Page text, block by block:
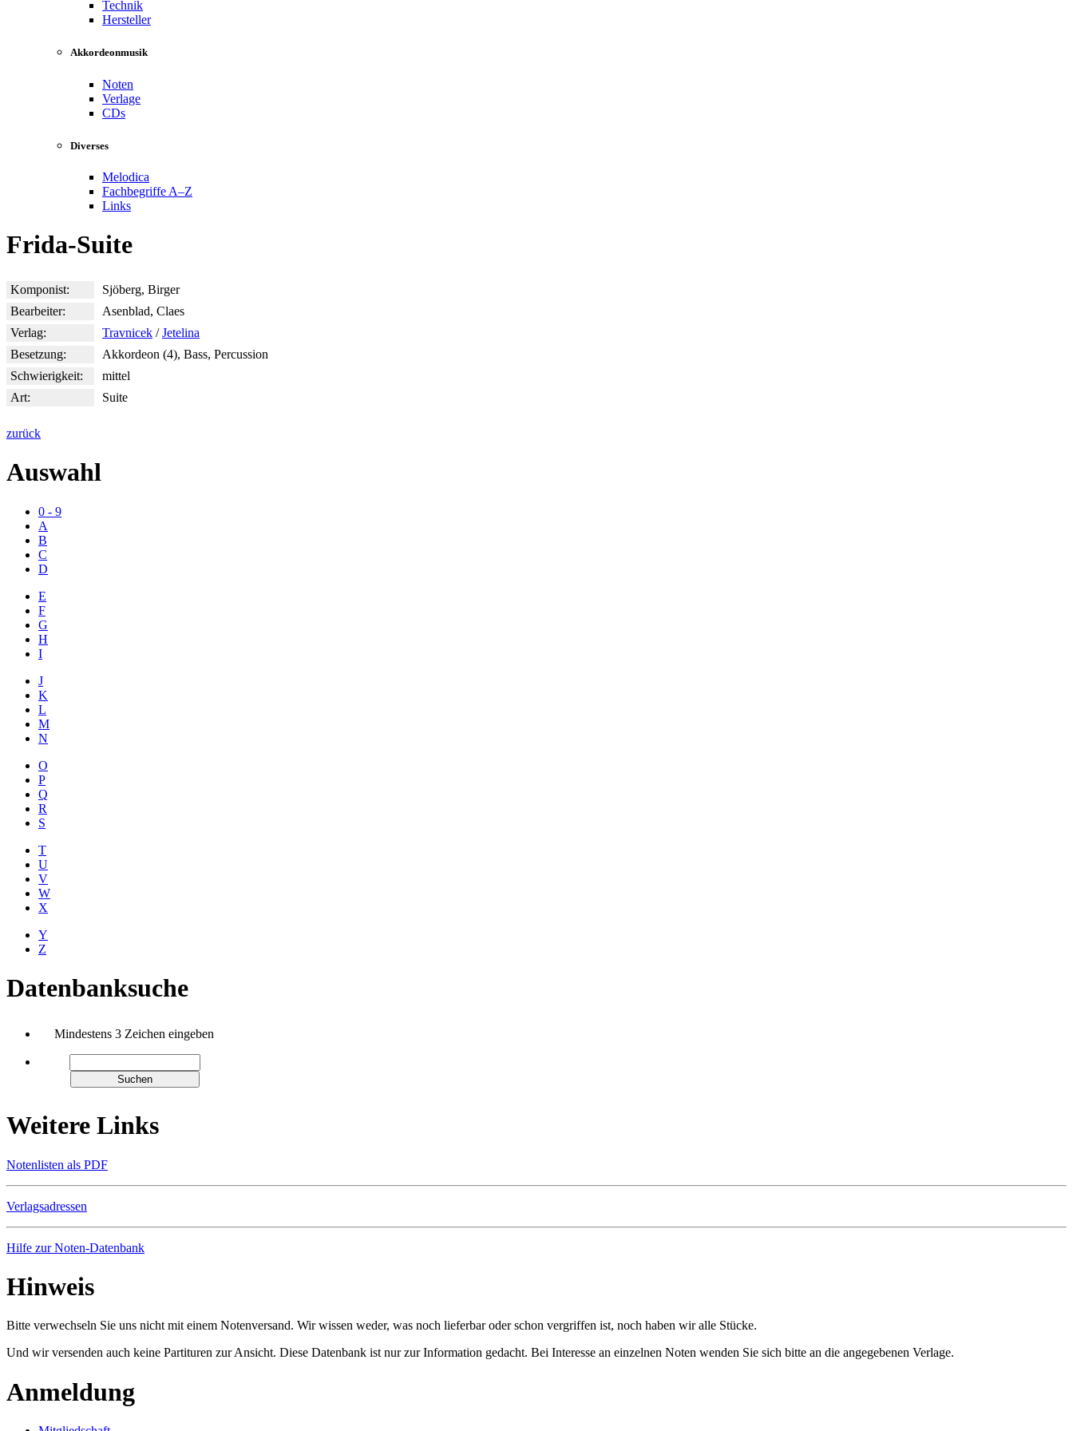
Technik
Hersteller
Akkordeonmusik
Noten
Verlage
CDs
Diverses
Melodica
Fachbegriffe A–Z
Links
Frida-Suite
Komponist:
Sjöberg, Birger
Bearbeiter:
Asenblad, Claes
Verlag:
Travnicek /Jetelina
Besetzung:
Akkordeon (4), Bass, Percussion
Schwierigkeit:
mittel
Art:
Suite
zurück
Auswahl
0 - 9
A
B
C
D
E
F
G
H
I
J
K
L
M
N
O
P
Q
R
S
T
U
V
W
X
Y
Z
Datenbanksuche
Mindestens 3 Zeichen eingeben
Weitere Links
Notenlisten als PDF
Verlagsadressen
Hilfe zur Noten-Datenbank
Hinweis
Bitte verwechseln Sie uns nicht mit einem Notenversand. Wir wissen weder, was noch lieferbar oder schon vergriffen ist, noch haben wir alle Stücke.
Und wir versenden auch keine Partituren zur Ansicht. Diese Datenbank ist nur zur Information gedacht. Bei Interesse an einzelnen Noten wenden Sie sich bitte an die angegebenen Verlage.
Anmeldung